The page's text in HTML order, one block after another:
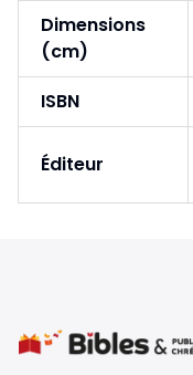
Dimensions
(cm)
ISBN
Éditeur